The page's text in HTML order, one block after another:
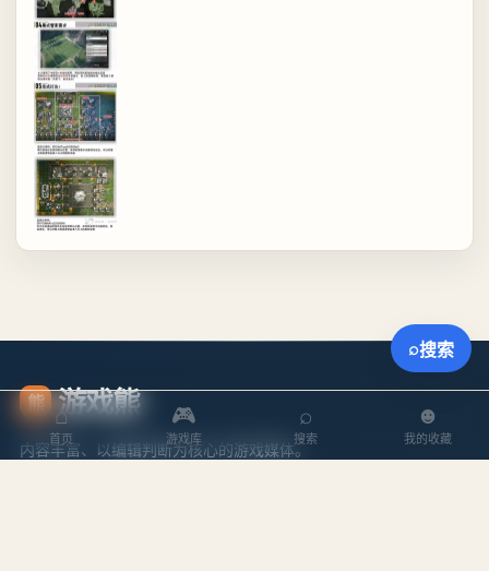
熊 游戏熊
内容丰富、以编辑判断为核心的游戏媒体。
⌂
首页
🎮
游戏库
⌕
搜索
☻
我的收藏
⌕搜索